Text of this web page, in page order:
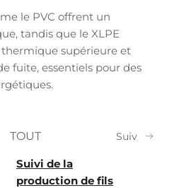
le PVC offrent un
tandis que le XLPE
supérieure et
fuite, essentiels pour des
TOUT Suiv
Suivi de la
production de fils